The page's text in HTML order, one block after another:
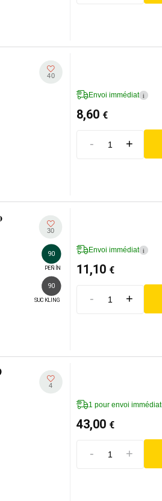
40
Envoi immédiat i
8,60 €
- +
30
90
PEÑÍN
90
SUCKLING
Envoi immédiat i
11,10 €
- +
4
1 pour envoi immédiat
43,00 €
- +